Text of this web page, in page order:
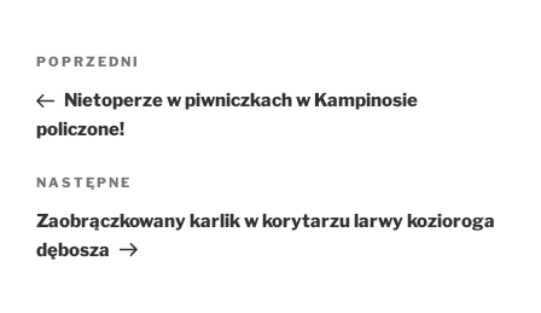
Nawigacja
Poprzedni
wpis
POPRZEDNI
Nietoperze w piwniczkach w Kampinosie
policzone!
Następny
wpis
NASTĘPNE
Zaobrączkowany karlik w korytarzu larwy kozioroga
dębosza